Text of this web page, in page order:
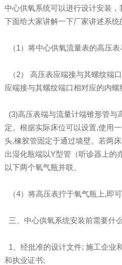
中心供氧系统可以进行设计安装，
下面给大家讲解一下厂家讲述系统
（1）将中心供氧流量表的高压表
（2） 高压表应端接与其螺纹端
应端接与其螺纹端口相对应的内螺
(3)高压表端与流量计端锥形管与
定。根据实际床位可以设置,使用
头,橡胶管固定于通过墙壁。若两
出湿化瓶端以Y型管（听诊器上的
以下两个氧气瓶并联。
（4）将高压表拧于氧气瓶上,即可
三、中心供氧系统安装前需要什
1、经批准的设计文件; 施工企业
和执业证书;